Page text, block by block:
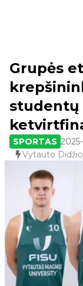
Grupės
studentų
SPORTAS
Vytauto